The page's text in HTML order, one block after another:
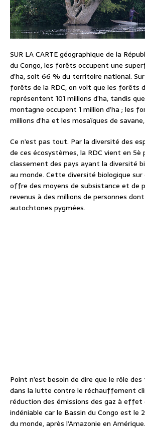
SUR LA CARTE géographique de la
du Congo, les forêts occupent une
d’ha, soit 66 % du territoire national.
forêts de la RDC, on voit que les forêts
représentent 101 millions d’ha, tandis
montagne occupent 1 million d’ha ; les
millions d’ha et les mosaïques de
Ce n’est pas tout. Par la diversité des
de ces écosystèmes, la RDC vient en 5è
classement des pays ayant la diversité
au monde. Cette diversité biologique
offre des moyens de subsistance et de
revenus à des millions de personnes
autochtones pygmées.
Point n’est besoin de dire que le rôle
dans la lutte contre le réchauffement
réduction des émissions des gaz à effet
indéniable car le Bassin du Congo est le
du monde, après l’Amazonie en Amérique.